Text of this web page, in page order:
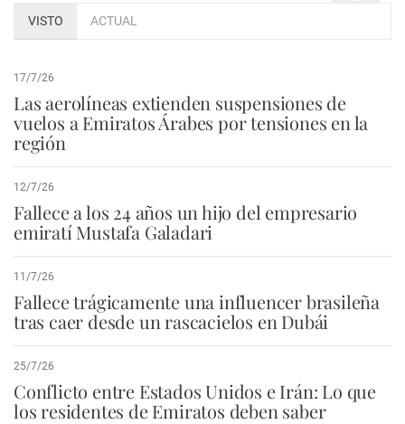
VISTO ACTUAL
17/7/26
Las aerolíneas extienden suspensiones de
vuelos a Emiratos Árabes por tensiones en la
región
12/7/26
Fallece a los 24 años un hijo del empresario
emiratí Mustafa Galadari
11/7/26
Fallece trágicamente una influencer brasileña
tras caer desde un rascacielos en Dubái
25/7/26
Conflicto entre Estados Unidos e Irán: Lo que
los residentes de Emiratos deben saber